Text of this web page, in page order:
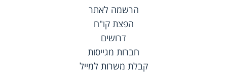
הרשמה לאתר
הפצת קו"ח
דרושים
חברות מגייסות
קבלת משרות למייל